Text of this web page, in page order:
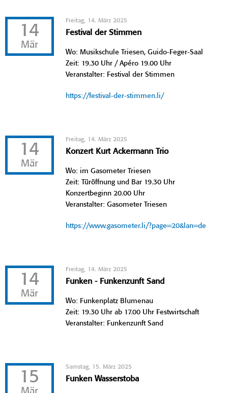
14
Mär
Freitag, 14. März 2025
Festival der Stimmen
Wo: Musikschule Triesen, Guido-Feger-Saal
Zeit: 19.30 Uhr / Apéro 19.00 Uhr
Veranstalter: Festival der Stimmen
https://festival-der-stimmen.li/
14
Mär
Freitag, 14. März 2025
Konzert Kurt Ackermann Trio
Wo: im Gasometer Triesen
Zeit: Türöffnung und Bar 19.30 Uhr
Konzertbeginn 20.00 Uhr
Veranstalter: Gasometer Triesen
https://www.gasometer.li/?page=20&lan=de
14
Mär
Freitag, 14. März 2025
Funken - Funkenzunft Sand
Wo: Funkenplatz Blumenau
Zeit: 19.30 Uhr ab 17.00 Uhr Festwirtschaft
Veranstalter: Funkenzunft Sand
15
Samstag, 15. März 2025
Funken Wasserstoba